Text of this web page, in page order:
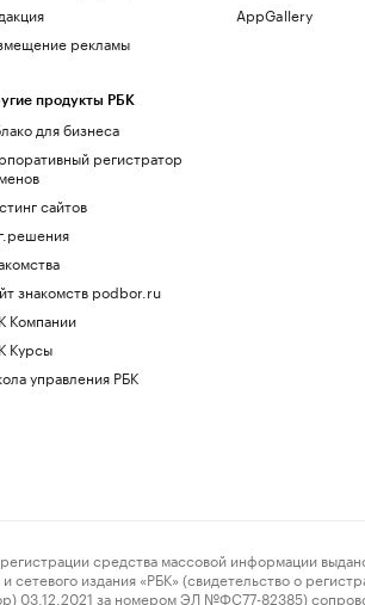
рекламы
продукты РБК
для бизнеса
регистратор
сайтов
знакомств podbor.ru
Компании
Курсы
управления РБК
AppGallery
средства массовой информации
издания «РБК» (свидетельство о
03.12.2021 за номером ЭЛ №ФС77-82385)